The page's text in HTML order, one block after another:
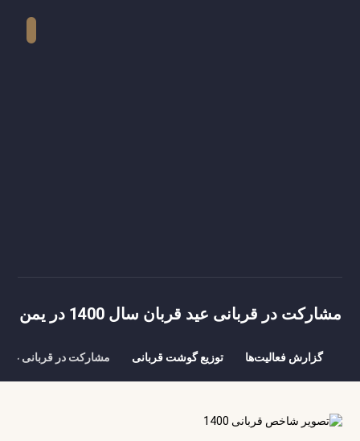
مشارکت در قربانی عید قربان سال 1400 در یمن
گزارش فعالیت‌ها توزیع گوشت قربانی مشارکت در قربانی عید قربان